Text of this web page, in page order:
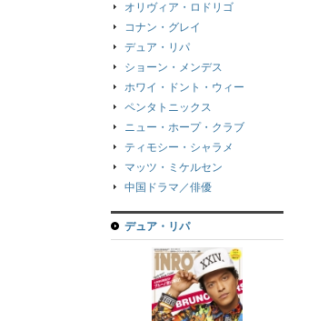
オリヴィア・ロドリゴ
コナン・グレイ
デュア・リパ
ショーン・メンデス
ホワイ・ドント・ウィー
ペンタトニックス
ニュー・ホープ・クラブ
ティモシー・シャラメ
マッツ・ミケルセン
中国ドラマ／俳優
デュア・リパ